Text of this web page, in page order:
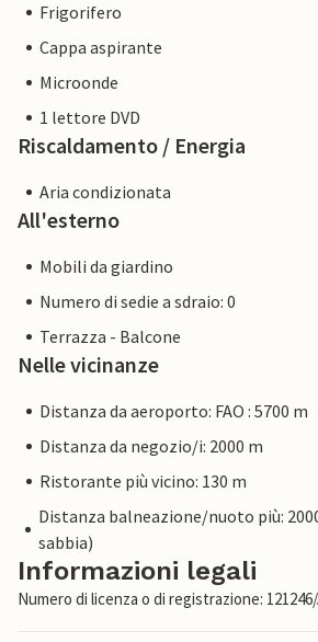
Frigorifero
Cappa aspirante
Microonde
1 lettore DVD
Riscaldamento / Energia
Aria condizionata
All'esterno
Mobili da giardino
Numero di sedie a sdraio: 0
Terrazza - Balcone
Nelle vicinanze
Distanza da aeroporto: FAO : 5700 m
Distanza da negozio/i: 2000 m
Ristorante più vicino: 130 m
Distanza balneazione/nuoto più:
sabbia)
Informazioni legali
Numero di licenza o di registrazione: